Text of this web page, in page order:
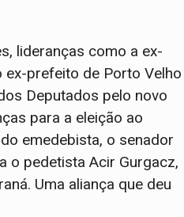
lideranças como a ex-
ex-prefeito de Porto Velho
Deputados pelo novo
para a eleição ao
emedebista, o senador
o pedetista Acir Gurgacz,
Uma aliança que deu